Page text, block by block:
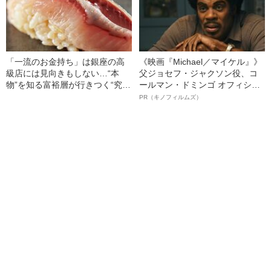
「一流のお金持ち」は銀座の高
級店には見向きもしない…“本
物”を知る富裕層が行きつく“究極
《映画『Michael／マイケル』》
父ジョセフ・ジャクソン役、コ
ールマン・ドミンゴ オフィシャ
ルインタビュー“観客を魅了した
PR（キノフィルムズ）